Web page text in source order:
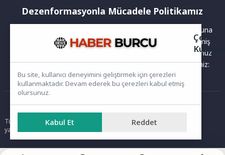
Dezenformasyonla Mücadele Politikamız
Yayınlanan haberler doğruluk ilkesi gözetilerek hazırlanır. Buna
rağmen bazı içeriklerde eksik, hatalı veya güncelliğini yitirmiş
bilgiler bulunabilir.Yanlış veya yanıltıcı olduğunu düşündüğünüz
haberleri aşağıdaki iletişim kanallarından bize bildirebilirsiniz:
Ana Sayfa
Tüm hakları saklıdır. Sitede yer alan içerikler izinsiz kopyalanamaz,
yayımlanamaz ve kullanılamaz.
Çerez
Bu site, kullanıcı deneyimini geliştirmek için çerezleri
kullanmaktadır. Devam ederek bu çerezleri kabul etmiş
olursunuz.
Kabul Et Reddet